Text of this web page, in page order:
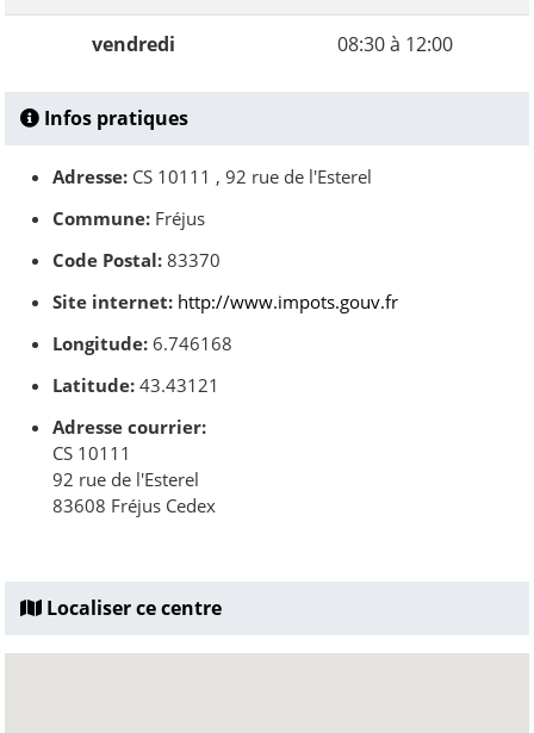
vendredi 08:30 à 12:00
Infos pratiques
Adresse: CS 10111 , 92 rue de l'Esterel
Commune: Fréjus
Code Postal: 83370
Site internet: http://www.impots.gouv.fr
Longitude: 6.746168
Latitude: 43.43121
Adresse courrier:
CS 10111
92 rue de l'Esterel
83608 Fréjus Cedex
Localiser ce centre